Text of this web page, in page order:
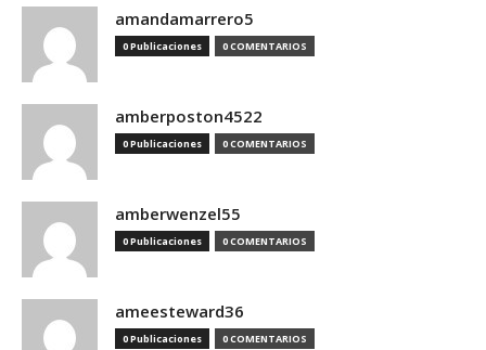
amandamarrero5
0 Publicaciones 0 COMENTARIOS
amberposton4522
0 Publicaciones 0 COMENTARIOS
amberwenzel55
0 Publicaciones 0 COMENTARIOS
ameesteward36
0 Publicaciones 0 COMENTARIOS